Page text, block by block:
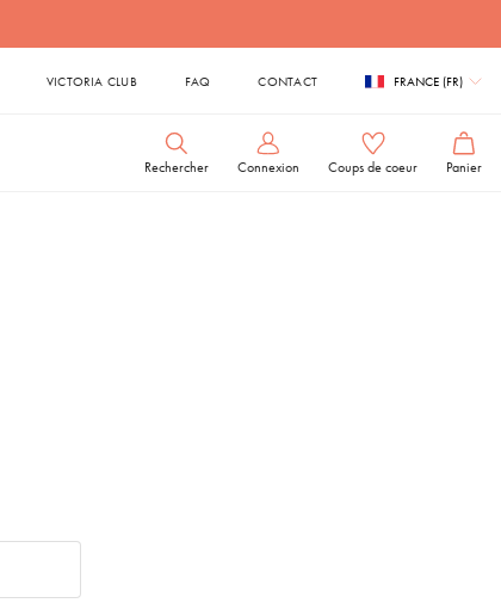
VICTORIA CLUB FAQ CONTACT FRANCE (FR)
Rechercher Connexion Coups de coeur Panier